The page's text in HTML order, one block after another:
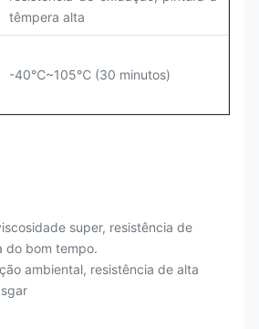
têmpera alta
-40℃~105℃ (30 minutos)
super, resistência de
do bom tempo.
ambiental, resistência de alta